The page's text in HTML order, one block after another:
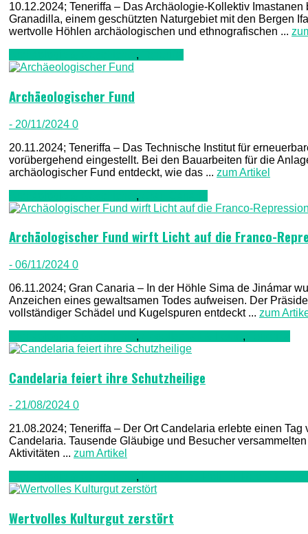
10.12.2024; Teneriffa – Das Archäologie-Kollektiv
Granadilla, einem geschützten Naturgebiet mit den Bergen
wertvolle Höhlen archäologischen und ethnografischen ...
,
Archäeologischer Fund
- 20/11/2024 0
20.11.2024; Teneriffa – Das Technische Institut für
vorübergehend eingestellt. Bei den Bauarbeiten für die
archäologischer Fund entdeckt, wie das ... zum Artikel
,
Archäologischer Fund wirft Licht auf die Franco-
- 06/11/2024 0
06.11.2024; Gran Canaria – In der Höhle Sima de Jinámar
Anzeichen eines gewaltsamen Todes aufweisen. Der
vollständiger Schädel und Kugelspuren entdeckt ... zum
, ,
Candelaria feiert ihre Schutzheilige
- 21/08/2024 0
21.08.2024; Teneriffa – Der Ort Candelaria erlebte einen
Candelaria. Tausende Gläubige und Besucher
Aktivitäten ... zum Artikel
,
Wertvolles Kulturgut zerstört